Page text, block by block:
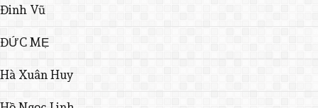
Đinh Vũ
ĐỨC MẸ
Hà Xuân Huy